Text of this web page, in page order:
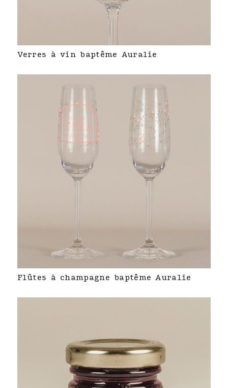
Verres à vin baptême Auralie
Flûtes à champagne baptême Auralie